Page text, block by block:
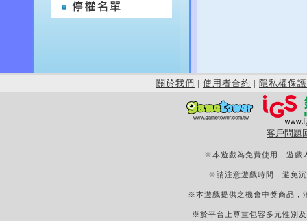
關於我們 | 使用者合約 | 隱私權保護
客戶問題
※本遊戲為免費使用，遊戲
※請注意遊戲時間，避免
※本遊戲提供之機會中獎商品，
※於平台上尊重包容多元性別